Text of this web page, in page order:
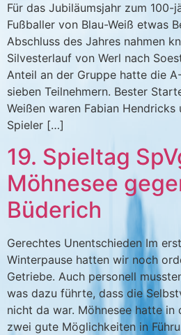
Für das Jubiläumsjahr zum 100-
Fußballer von Blau-Weiß etwas
Abschluss des Jahres nahmen
Silvesterlauf von Werl nach
Anteil an der Gruppe hatte die
sieben Teilnehmern. Bester
Weißen waren Fabian
Spieler […]
19. Spieltag
Möhnesee
Büderich
Gerechtes Unentschieden Im
Winterpause hatten wir noch
Getriebe. Auch personell
was dazu führte, dass die
nicht da war. Möhnesee hatte in
zwei gute Möglichkeiten in